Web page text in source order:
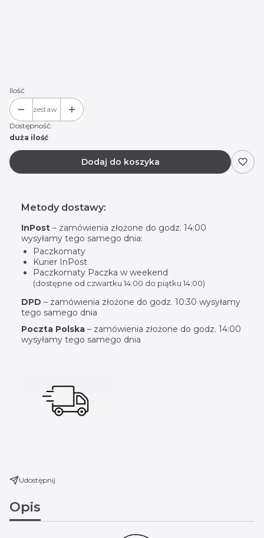
Ilość
zestaw
Dostępność:
duża ilość
Dodaj do koszyka
Metody dostawy:
InPost – zamówienia złożone do godz. 14:00
wysyłamy tego samego dnia:
Paczkomaty
Kurier InPost
Paczkomaty Paczka w weekend
(dostępne od czwartku 14:00 do piątku 14:00)
DPD – zamówienia złożone do godz. 10:30 wysyłamy
tego samego dnia
Poczta Polska – zamówienia złożone do godz. 14:00
wysyłamy tego samego dnia
Udostępnij
Opis